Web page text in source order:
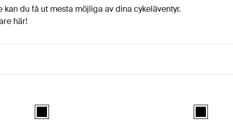
du få ut mesta möjliga av dina cykeläventyr.
här!
Thule Santu Svart (selected) Thule Onto